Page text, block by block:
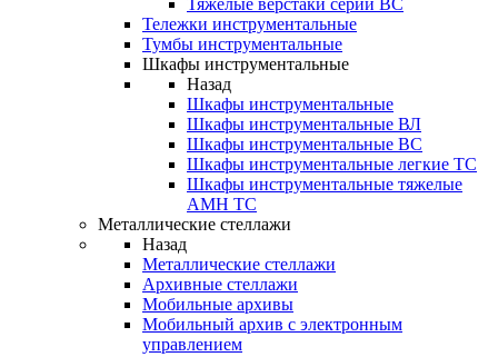
Тяжелые верстаки серии ВС
Тележки инструментальные
Тумбы инструментальные
Шкафы инструментальные
Назад
Шкафы инструментальные
Шкафы инструментальные ВЛ
Шкафы инструментальные ВС
Шкафы инструментальные легкие ТС
Шкафы инструментальные тяжелые
AMH TC
Металлические стеллажи
Назад
Металлические стеллажи
Архивные стеллажи
Мобильные архивы
Мобильный архив с электронным
управлением